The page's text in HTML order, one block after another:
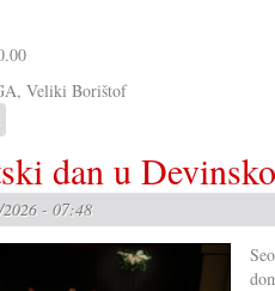
Veliki Borištof
Džez
i
vino
special
-
dan u
- 07:48